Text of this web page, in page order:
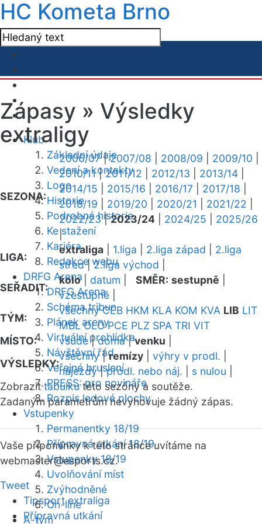
HC Kometa Brno
Klub
Základní údaje
Vedení a kontakty
Logo
Historie
Podrobná historie
Ke stažení
Kariéra
Redakce webu
DRFG Arena
DRFG Arena
Schéma tribun
Plánek areny
Virtuální prohlídka
Návštěvní řád
Veřejné bruslení
PRESS: pro novináře
Rozpis ledové plochy
Vstupenky
Permanentky 18/19
Přípravná utkání 18/19
Vstupenky 18/19
Uvolňování míst
Zvýhodněné
On-line
A-tým
Zápasy » Výsledky
extraligy
SEZONA:
2006/07|2007/08 2008/09 2009/10
2010/11|2011/12 2012/13 2013/14
2014/15
2015/16 2016/17 2017/18
2018/19
2019/20 2020/21 2021/22
2022/23|2023/24 2024/25
2025/26
|
LIGA:
extraliga 1.liga 2.liga západ
2.liga
střed|2.liga východ
SEŘADIT:
kolo| datum SMĚR: sestupně
vzestupně
TÝM:
všechny CEB HKM KLA KOM KVA LIB LIT
MBL OLO PCE PLZ SPA TRI VIT
MÍSTO:
všude|doma|venku
VÝSLEDKY:
všechny|remízy výhry v prodl.
nájezdy|prodl. nebo náj. s nulou
Zobrazittabulkutéto sezóny a soutěže.
Zadaným parametrům nevyhovuje žádný zápas.
Vaše připomínky k této stránce uvítáme na
webmaster@esports.cz.
Tweet
Tipsport extraliga
Přípravná utkání